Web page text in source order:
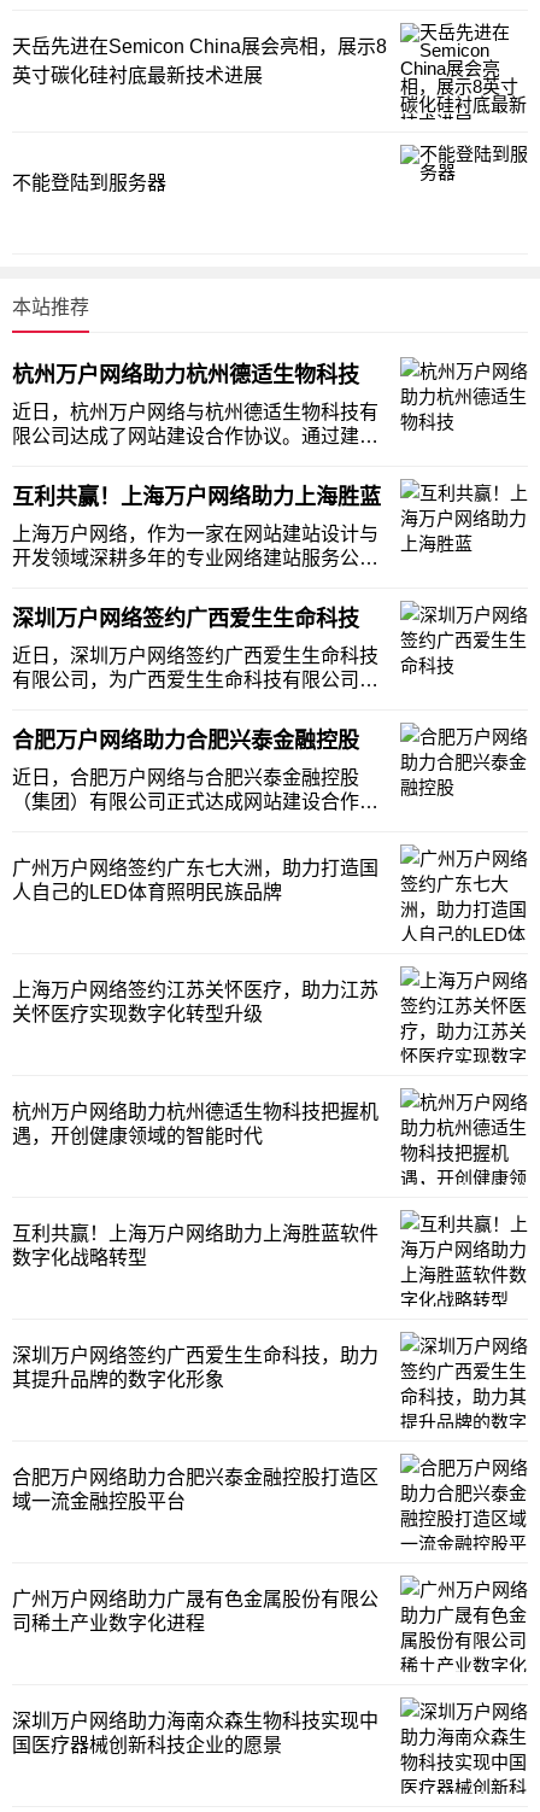
天岳先进在Semicon China展会亮相，展示8
英寸碳化硅衬底最新技术进展
不能登陆到服务器
本站推荐
杭州万户网络助力杭州德适生物科技
近日，杭州万户网络与杭州德适生物科技有
限公司达成了网站建设合作协议。通过建站
技有限公司的企业形象，加强其业务推广的
力度，持续为客户创造最大价值。杭州德适
生物科技有限公司(以下简称“德适生物”)成立
于20
互利共赢！上海万户网络助力上海胜蓝
上海万户网络，作为一家在网站建站设计与
开发领域深耕多年的专业网络建站服务公
验，能够精准地把握并理解客户的需求，提
供高度定制化的解决方案。无论是对于初创
公司还是大型企业，上海万户网络都能够提
供从网站策划、
深圳万户网络签约广西爱生生命科技
近日，深圳万户网络签约广西爱生生命科技
有限公司，为广西爱生生命科技有限公司打
提升企业的数字化形象，增强客户和合作伙
伴的信任感，提升企业的品牌价值。广西爱
生生命科技有限公司（以下简称“爱生生
命”）成立于2
合肥万户网络助力合肥兴泰金融控股
近日，合肥万户网络与合肥兴泰金融控股
（集团）有限公司正式达成网站建设合作协
客户提供更加便捷、高效的服务体验。合肥
兴泰金融控股（集团）有限公司（以下简称
广州万户网络签约广东七大洲，助力打造国
人自己的LED体育照明民族品牌
上海万户网络签约江苏关怀医疗，助力江苏
关怀医疗实现数字化转型升级
杭州万户网络助力杭州德适生物科技把握机
遇，开创健康领域的智能时代
互利共赢！上海万户网络助力上海胜蓝软件
数字化战略转型
深圳万户网络签约广西爱生生命科技，助力
其提升品牌的数字化形象
合肥万户网络助力合肥兴泰金融控股打造区
域一流金融控股平台
广州万户网络助力广晟有色金属股份有限公
司稀土产业数字化进程
深圳万户网络助力海南众森生物科技实现中
国医疗器械创新科技企业的愿景